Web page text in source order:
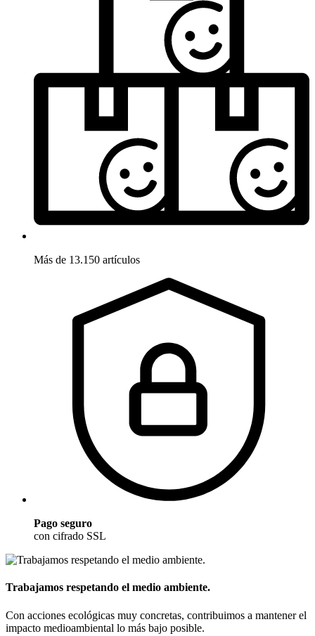
Más de 13.150 artículos
Pago seguro
con cifrado SSL
Trabajamos respetando el medio ambiente.
Con acciones ecológicas muy concretas, contribuimos a mantener el
impacto medioambiental lo más bajo posible.